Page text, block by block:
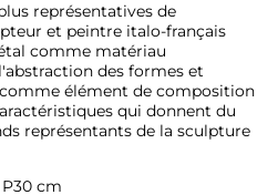
représentatives de
et peintre italo-français
comme matériau
des formes et
élément de composition
qui donnent du
représentants de la sculpture
cm